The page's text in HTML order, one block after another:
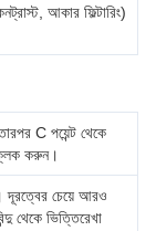
আকার ফিল্টারিং)
C পয়েন্ট থেকে
করুন।
দূরত্বের চেয়ে আরও
থেকে ভিত্তিরেখা